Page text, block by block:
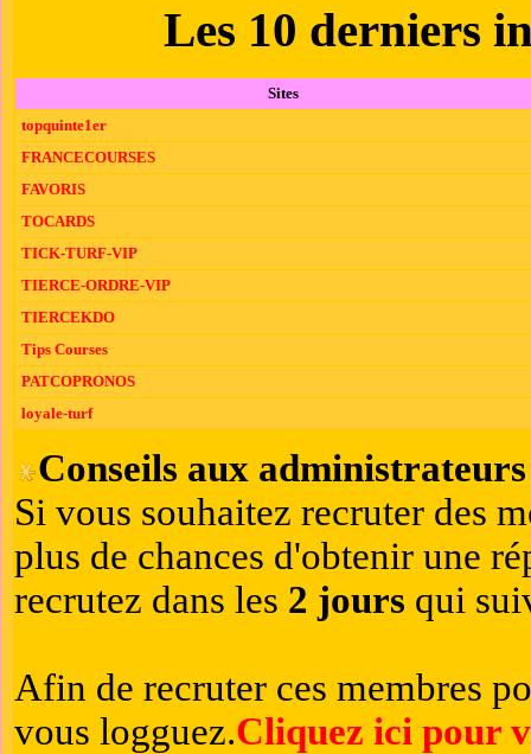
Les 10 derniers
Sites
topquinte1er
FRANCECOURSES
FAVORIS
TOCARDS
TICK-TURF-VIP
TIERCE-ORDRE-VIP
TIERCEKDO
Tips Courses
PATCOPRONOS
loyale-turf
Conseils aux
Si vous souhaitez recruter des
plus de chances d'obtenir une
recrutez dans les 2 jours qui
Afin de recruter ces membres
vous logguez.Cliquez ici pour